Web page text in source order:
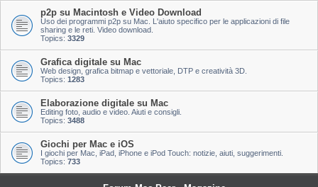
p2p su Macintosh e Video Download
Uso dei programmi p2p su Mac. L'aiuto specifico per le applicazioni di file
sharing e le reti. Video download.
Topics: 3329
Grafica digitale su Mac
Web design, grafica bitmap e vettoriale, DTP e creatività 3D.
Topics: 1283
Elaborazione digitale su Mac
Editing foto, audio e video. Aiuti e consigli.
Topics: 3488
Giochi per Mac e iOS
I giochi per Mac, iPad, iPhone e iPod Touch: notizie, aiuti, suggerimenti.
Topics: 733